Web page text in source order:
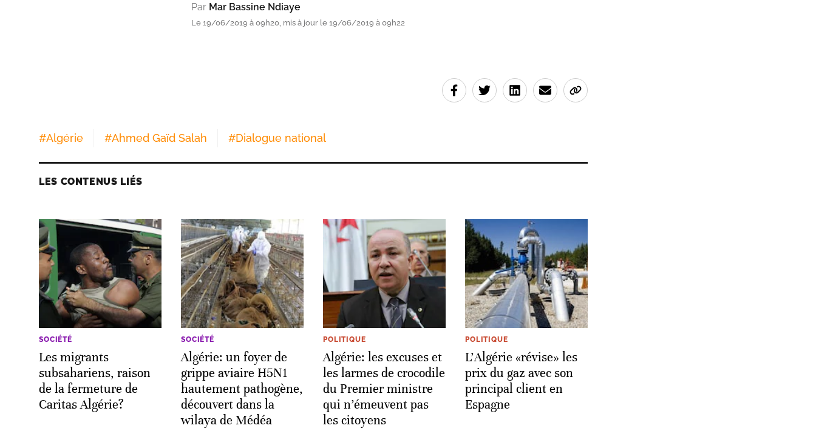
Par Mar Bassine Ndiaye
Le 19/06/2019 à 09h20, mis à jour le 19/06/2019 à 09h22
#Algérie #Ahmed Gaïd Salah #Dialogue national
LES CONTENUS LIÉS
SOCIÉTÉ
Les migrants
subsahariens, raison
de la fermeture de
Caritas Algérie?
SOCIÉTÉ
Algérie: un foyer de
grippe aviaire H5N1
hautement pathogène,
découvert dans la
wilaya de Médéa
POLITIQUE
Algérie: les excuses et
les larmes de crocodile
du Premier ministre
qui n’émeuvent pas
les citoyens
POLITIQUE
L'Algérie «révise» les
prix du gaz avec son
principal client en
Espagne